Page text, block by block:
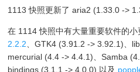
1113 快照更新了 aria2 (1.33.0 ->
在 1114 快照中有大量重要软件的小
2.2.2、GTK4 (3.91.2 -> 3.92.1)、
mercurial (4.4 -> 4.4.1)、Samba
bindings (3.1.1 -> 4.0.0) 以及